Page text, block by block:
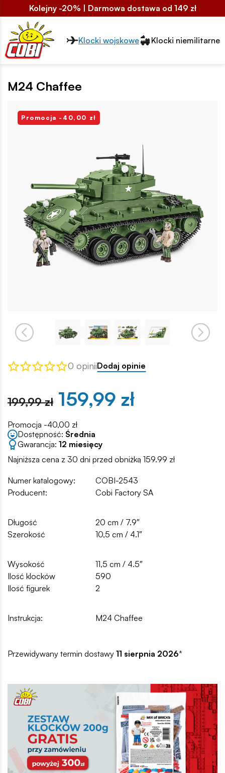
Kolejny -20% | Darmowa dostawa od 149 zł
Przełącznik segmentów2
Klocki wojskowe Klocki niemilitarne
M24 Chaffee
Promocja -40,00 zł
0 opiniiDodaj opinie
199,99 zł 159,99 zł
Promocja -40,00 zł
Dostępność: Średnia
Gwarancja: 12 miesięcy
Najniższa cena z 30 dni przed obniżką 159.99 zł
Numer katalogowy:
COBI-2543
Producent:
Cobi Factory SA
Długość
20 cm / 7.9″
Szerokość
10,5 cm / 4.1″
Wysokość
11,5 cm / 4.5″
Ilość klocków
590
Ilość figurek
2
Instrukcja: M24 Chaffee
Przewidywany termin dostawy 11 sierpnia 2026*